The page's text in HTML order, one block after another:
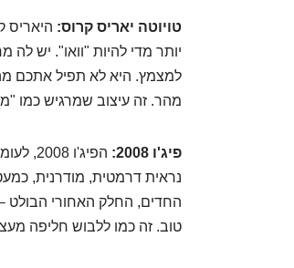
טויוטה יאריס קרוס: היאריס
יותר מדי להיות "וואו". יש
למצמץ. היא לא תפיל אתכם
מהר. זה עיצוב שמרגיש כמו
פיג'ו 2008:
טוב. זה כמו ללבוש חליפה